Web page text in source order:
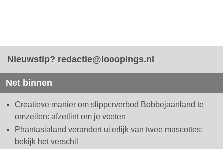
Nieuwstip? redactie@looopings.nl
Net binnen
Creatieve manier om slipperverbod Bobbejaanland te
omzeilen: afzetlint om je voeten
Phantasialand verandert uiterlijk van twee mascottes:
bekijk het verschil